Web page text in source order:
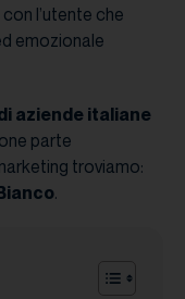
l’utente che
emozionale
aziende italiane
parte
troviamo:
.